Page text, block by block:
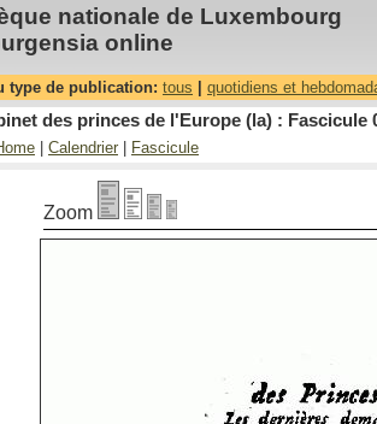
nationale de Luxembourg
online
type de publication: tous quotidiens et
des princes de l'Europe (la) : Fascicule
Calendrier Fascicule
Zoom